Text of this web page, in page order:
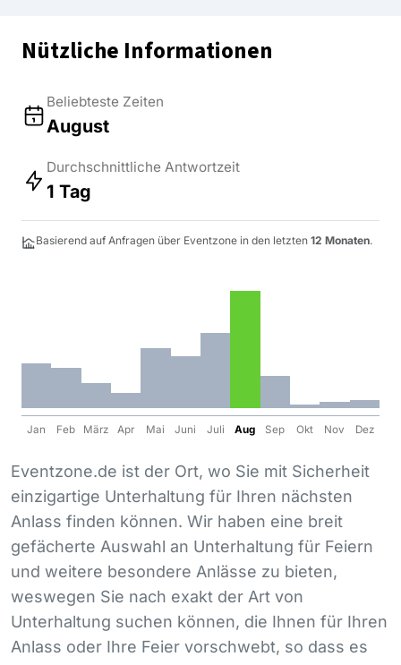
Nützliche Informationen
Beliebteste Zeiten
August
Durchschnittliche Antwortzeit
1 Tag
Basierend auf Anfragen über Eventzone in den letzten 12 Monaten.
Jan Feb März Apr Mai Juni Juli Aug Sep Okt Nov Dez
Eventzone.de ist der Ort, wo Sie mit Sicherheit
einzigartige Unterhaltung für Ihren nächsten
Anlass finden können. Wir haben eine breit
gefächerte Auswahl an Unterhaltung für Feiern
und weitere besondere Anlässe zu bieten,
weswegen Sie nach exakt der Art von
Unterhaltung suchen können, die Ihnen für Ihren
Anlass oder Ihre Feier vorschwebt, so dass es